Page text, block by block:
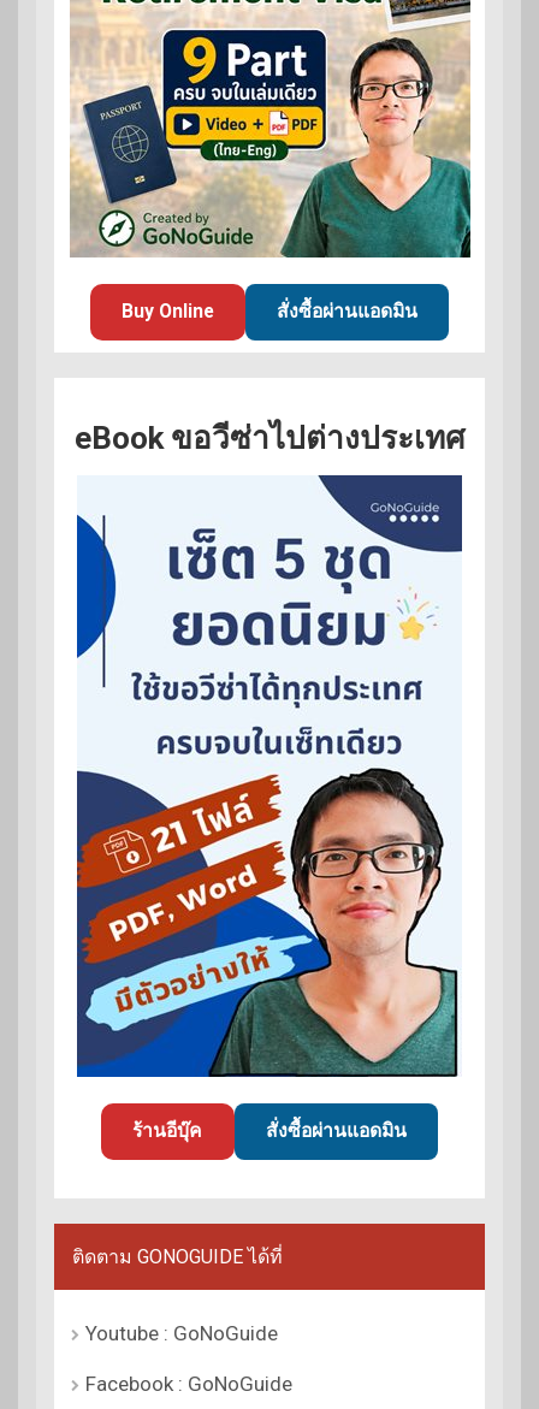
Buy Online สั่งซื้อผ่านแอดมิน
eBook ขอวีซ่าไปต่างประเทศ
ร้านอีบุ๊ค สั่งซื้อผ่านแอดมิน
ติดตาม GONOGUIDE ได้ที่
Youtube : GoNoGuide
Facebook : GoNoGuide